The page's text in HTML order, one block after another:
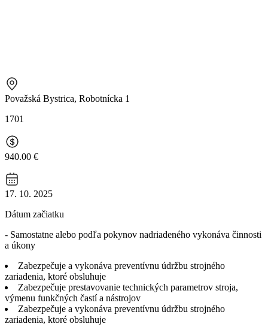
Považská Bystrica, Robotnícka 1
1701
940.00 €
17. 10. 2025
Dátum začiatku
- Samostatne alebo podľa pokynov nadriadeného vykonáva činnosti
a úkony
Zabezpečuje a vykonáva preventívnu údržbu strojného
zariadenia, ktoré obsluhuje
Zabezpečuje prestavovanie technických parametrov stroja,
výmenu funkčných častí a nástrojov
Zabezpečuje a vykonáva preventívnu údržbu strojného
zariadenia, ktoré obsluhuje